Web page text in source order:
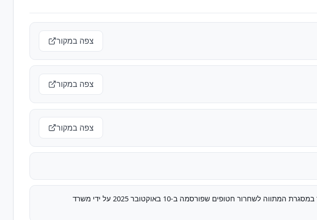
צפה במקור
צפה במקור
צפה במקור
רשימת האסירים והעצורים הבטחוניים המיועדים לשחרור במסגרת המתווה לשחרור חטופים שפורסמה ב-10 באוקטובר 2025 על ידי משרד